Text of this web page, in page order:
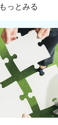
もっとみる